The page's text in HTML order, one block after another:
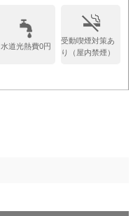
水道光熱費0円
受動喫煙対策あ
り（屋内禁煙）